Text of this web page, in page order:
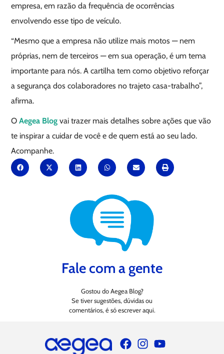
empresa, em razão da frequência de ocorrências
envolvendo esse tipo de veículo.
“Mesmo que a empresa não utilize mais motos — nem
próprias, nem de terceiros — em sua operação, é um tema
importante para nós. A cartilha tem como objetivo reforçar
a segurança dos colaboradores no trajeto casa-trabalho”,
afirma.
OAegea Blog vai trazer mais detalhes sobre ações que vão
te inspirar a cuidar de você e de quem está ao seu lado.
Acompanhe.
Fale com a gente
Gostou do Aegea Blog?
Se tiver sugestões, dúvidas ou
comentários, é só escrever aqui.